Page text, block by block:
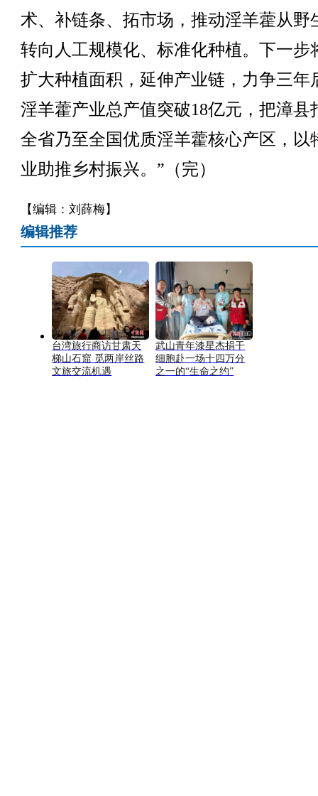
术、补链条、拓市场，推动淫羊藿从野
转向人工规模化、标准化种植。下一步
扩大种植面积，延伸产业链，力争三年
淫羊藿产业总产值突破18亿元，把漳县
全省乃至全国优质淫羊藿核心产区，以
业助推乡村振兴。”（完）
【编辑：刘薛梅】
编辑推荐
台湾旅行商访甘肃天
梯山石窟 觅两岸丝路
文旅交流机遇
武山青年漆星杰捐干
细胞赴一场十四万分
之一的“生命之约”